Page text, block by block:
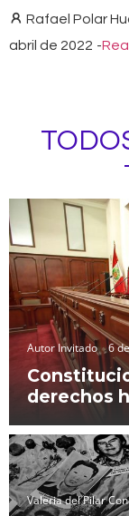
Rafael Polar
abril de 2022 -
Autor Invitado 6
derechos
Valeria del Pilar